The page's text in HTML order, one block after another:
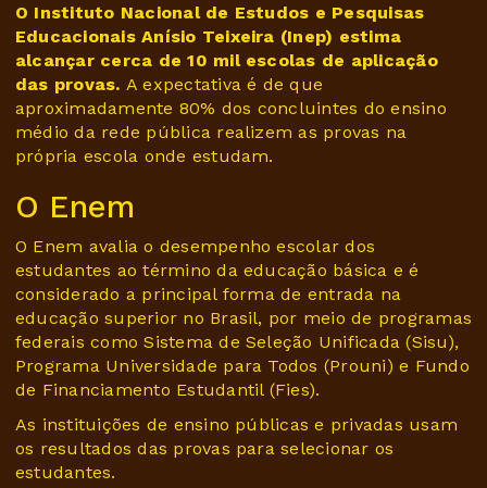
O Instituto Nacional de Estudos e Pesquisas
Educacionais Anísio Teixeira (Inep) estima
alcançar cerca de 10 mil escolas de aplicação
das provas. A expectativa é de que
aproximadamente 80% dos concluintes do ensino
médio da rede pública realizem as provas na
própria escola onde estudam.
O Enem
O Enem avalia o desempenho escolar dos
estudantes ao término da educação básica e é
considerado a principal forma de entrada na
educação superior no Brasil, por meio de programas
federais como Sistema de Seleção Unificada (Sisu),
Programa Universidade para Todos (Prouni) e Fundo
de Financiamento Estudantil (Fies).
As instituições de ensino públicas e privadas usam
os resultados das provas para selecionar os
estudantes.